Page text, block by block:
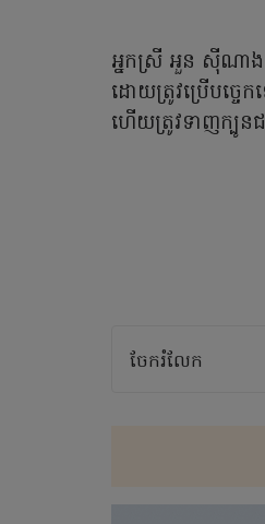
អ្នកស្រី អួន ស៊ីណាង
ដោយត្រូវប្រើបច្ច
ហើយត្រូវទាញក្បូន
ចែករំលែក